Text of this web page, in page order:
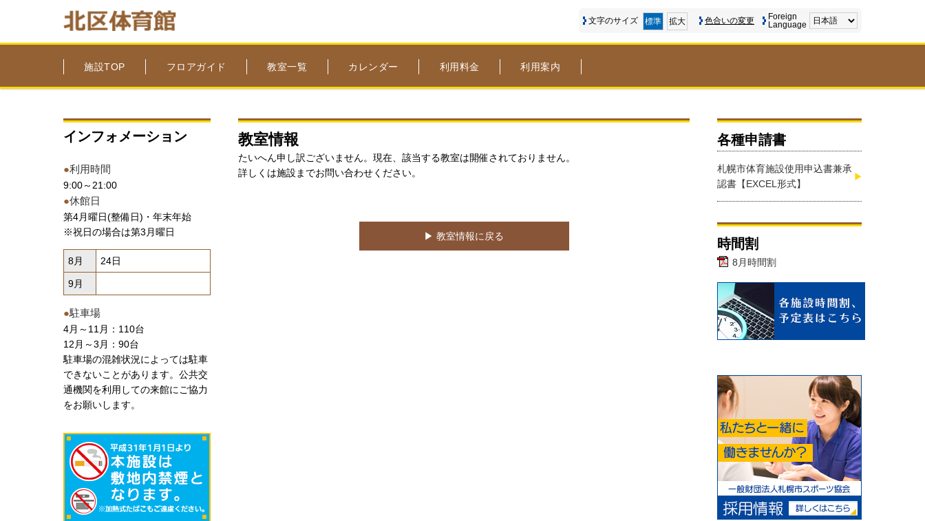
文字のサイズ 標準 拡大 色合いの変更
Foreign
Language
施設TOP フロアガイド 教室一覧 カレンダー 利用料金 利用案内
インフォメーション
●利用時間
9:00～21:00
●休館日
第4月曜日(整備日)・年末年始
※祝日の場合は第3月曜日
8月 24日
9月
●駐車場
4月～11月：110台
12月～3月：90台
駐車場の混雑状況によっては駐車
できないことがあります。公共交
通機関を利用しての来館にご協力
をお願いします。
教室情報
たいへん申し訳ございません。現在、該当する教室は開催されておりません。
詳しくは施設までお問い合わせください。
▶︎ 教室情報に戻る
各種申請書
札幌市体育施設使用申込書兼承
認書【EXCEL形式】
時間割
8月時間割